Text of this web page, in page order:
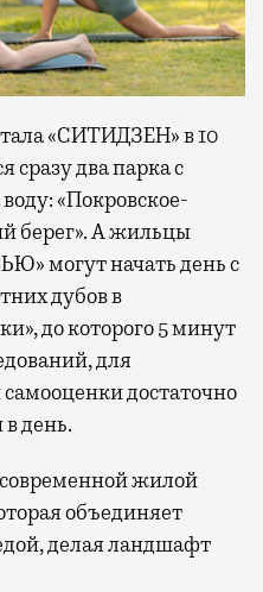
«СИТИДЗЕН» в 10
сразу два парка с
«Покровское-
берег». А жильцы
могут начать день с
дубов в
до которого 5 минут
для
достаточно
день.
жилой
объединяет
делая ландшафт